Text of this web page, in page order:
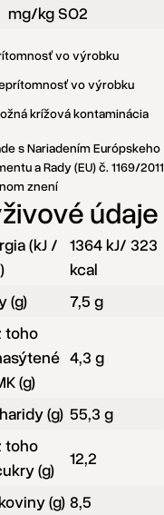
mg/kg SO2
vo výrobku
vo výrobku
krížová kontaminácia
s Nariadením Európskeho
a Rady (EU) č. 1169/2011
znení
údaje
(kJ /
1364 kJ/ 323
kcal
(g)
7,5 g
toho
(g)
4,3 g
(g) 55,3 g
toho
(g)
12,2
(g) 8,5